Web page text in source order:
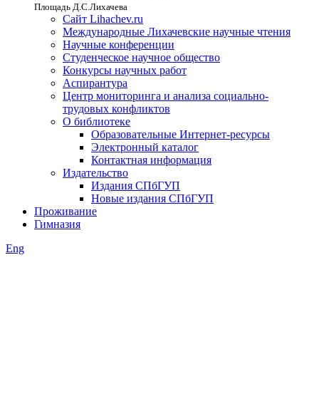
Площадь Д.С.Лихачева
Сайт Lihachev.ru
Международные Лихачевские научные чтения
Научные конференции
Студенческое научное общество
Конкурсы научных работ
Аспирантура
Центр мониторинга и анализа социально-
трудовых конфликтов
О библиотеке
Образовательные Интернет-ресурсы
Электронный каталог
Контактная информация
Издательство
Издания СПбГУП
Новые издания СПбГУП
Проживание
Гимназия
Eng